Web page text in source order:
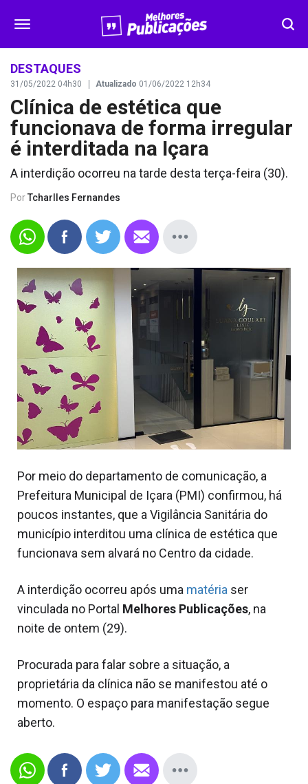
DESTAQUES
VÍDEOS
OPINIÃO
CONTATO
DESTAQUES
31/05/2022 04h30 Atualizado 01/06/2022 12h34
Clínica de estética que
funcionava de forma irregular
é interditada na Içara
A interdição ocorreu na tarde desta terça-feira (30).
PorTcharlles Fernandes
Por meio do departamento de comunicação, a
Prefeitura Municipal de Içara (PMI) confirmou, há
poucos instantes, que a Vigilância Sanitária do
município interditou uma clínica de estética que
funcionava sem alvará no Centro da cidade.
A interdição ocorreu após uma matéria ser
vinculada no Portal Melhores Publicações, na
noite de ontem (29).
Procurada para falar sobre a situação, a
proprietária da clínica não se manifestou até o
momento. O espaço para manifestação segue
aberto.